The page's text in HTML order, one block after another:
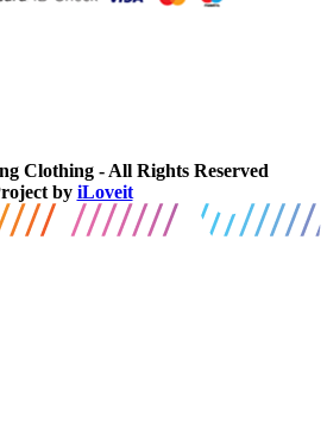
Clothing - All Rights Reserved
by iLoveit